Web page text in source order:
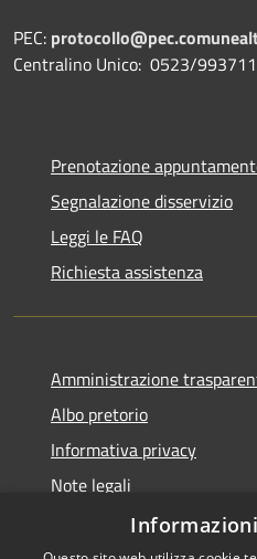
PEC:
Centralino Unico: 0523/993711
Prenotazione
Segnalazione disservizio
Leggi le FAQ
Richiesta assistenza
Amministrazione
Albo pretorio
Informativa privacy
Note legali
Dichiarazione di accessibilità